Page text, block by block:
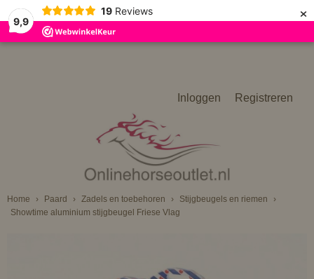
9,9
19 Reviews ×
Inloggen Registreren
Home › Paard › Zadels en toebehoren › Stijgbeugels en riemen
›
Showtime aluminium stijgbeugel Friese Vlag